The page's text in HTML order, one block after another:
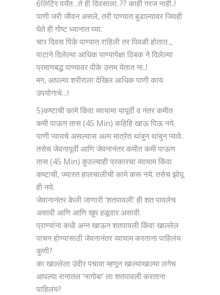
6लिटिर पर्यंत…ते ही दिवसाला..?? काही गरज नाही..!
पाणी जरी जीवन असले, तरी पाण्यात बुडाल्यावर जिवही
घेते ही गोष्ट ध्यानात घ्या.
चार दिवस पिके पाण्यात राहिली तर पिवळी होतात..,
पाटाने दिलेल्या आधिक पाण्यापेक्षा ठिबक ने दिलेल्या
प्रमाणबद्ध पाण्यावर पीके उत्तम येतात ना..!
मग, आपल्या शरीराला देखिल आधिक पाणी काय
उपयोगाचे…!
5)कष्टाची कामे किंवा व्यायामा यापूर्वी व नंतर कमीत
कमी पाऊण तास (45 Min) कहिहि खाऊ पिऊ नये.
पाणी प्यायचे असल्यास अल्प मात्रेत थांबुन थांबुन प्यावे.
तसेच जेवनापूर्वी आणि जेवनानंतर कमीत कमी पाऊण
तास (45 Min) कुठल्याही प्रकारचा व्यायाम किंवा
कष्टाची, ज्यास्त हालचालीची कामे करू नये. तसेच झोपू
ही नये.
जेवानानंतर केली जाणारी ‘शतपावली’ ही शत पावलेच
असावी आणि आणि खुप हळूवार असावी.
प्राण्यांना कधी अन्न खाऊन शतपावली किंवा खाल्लेल
पाचन होण्यासाठी जेवनानंतर व्यायाम करताना पाहिलंय
कुणी?
का खाल्लेला उंदीर पचावा म्हणून खाल्याखाल्या लगेच
आपल्या रानातल ‘नागोबा’ ला शतपावली करताना
पाहिलंय?